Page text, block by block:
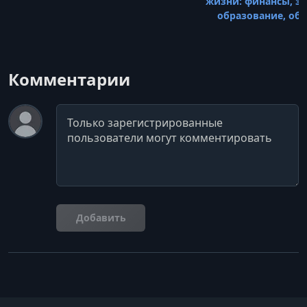
образование,
Комментарии
Комментарий
Добавить